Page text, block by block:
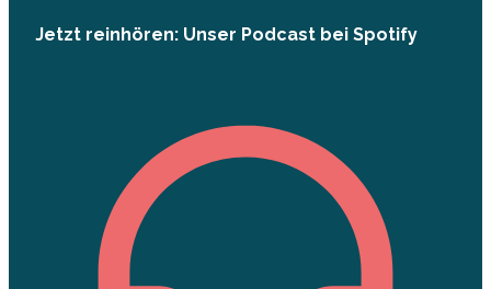
Jetzt reinhören: Unser Podcast bei Spotify